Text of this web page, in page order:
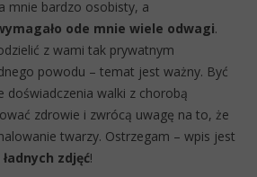
mnie bardzo osobisty, a
ode mnie wiele odwagi.
z wami tak prywatnym
powodu – temat jest ważny. Być
walki z chorobą
zdrowie i zwrócą uwagę na to, że
twarzy. Ostrzegam – wpis jest
zdjęć!